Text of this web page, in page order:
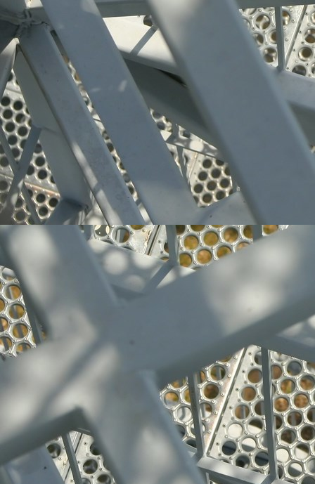
Edelstahl-Produkte 010